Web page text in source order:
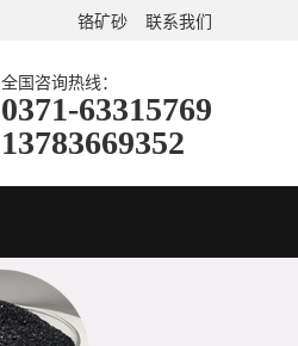
铬矿砂 联系我们
全国咨询热线：
0371-63315769
13783669352